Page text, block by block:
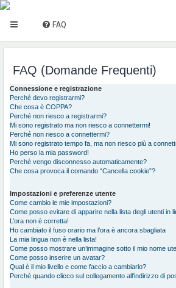
FAQ
FAQ (Domande Frequenti)
Connessione e registrazione
Perché devo registrarmi?
Che cosa è COPPA?
Perché non riesco a registrarmi?
Mi sono registrato ma non riesco a connettermi!
Perché non riesco a connettermi?
Mi sono registrato tempo fa, ma non riesco più a
Ho perso la mia password!
Perché vengo disconnesso automaticamente?
Che cosa provoca il comando “Cancella cookie”?
Impostazioni e preferenze utente
Come cambio le mie impostazioni?
Come posso evitare di apparire nella lista degli utenti in
L’ora non è corretta!
Ho cambiato il fuso orario ma l’ora è ancora sbagliata
La mia lingua non è nella lista!
Come posso mostrare un’immagine sotto il mio nome
Come posso inserire un avatar?
Qual è il mio livello e come faccio a cambiarlo?
Perché quando clicco sul collegamento all’indirizzo di